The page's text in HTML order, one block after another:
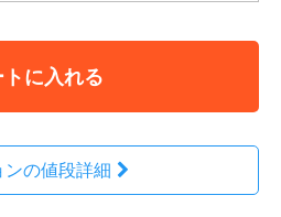
トに入れる
ンの値段詳細